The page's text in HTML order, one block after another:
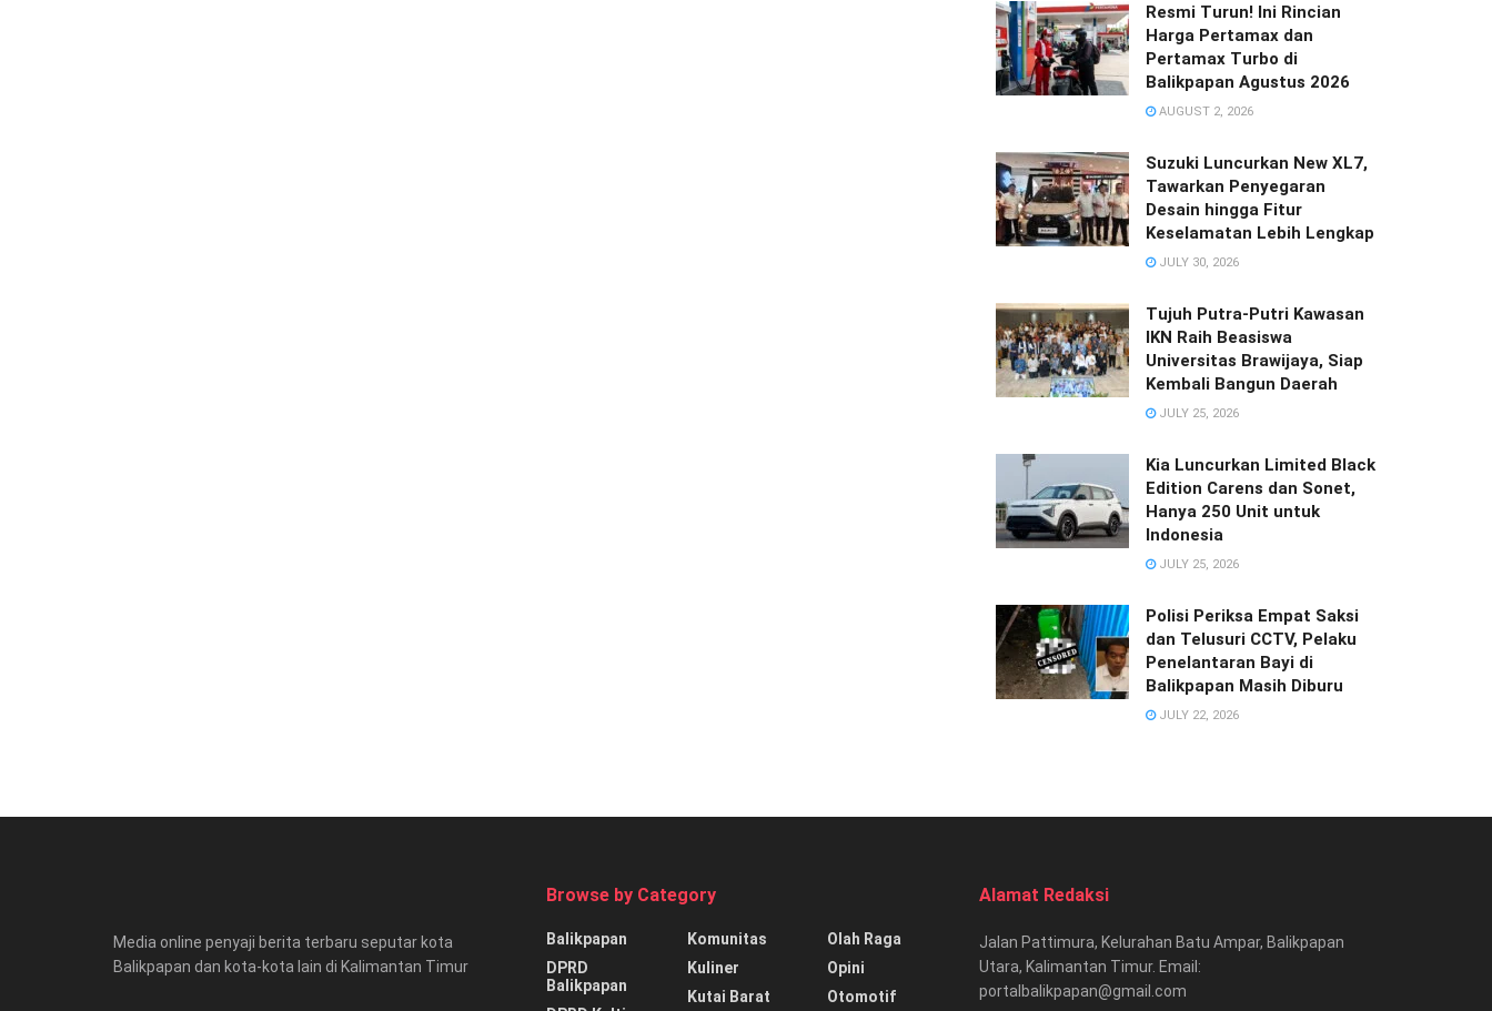
Resmi Turun! Ini Rincian
Harga Pertamax dan
Pertamax Turbo di
Balikpapan Agustus 2026
AUGUST 2, 2026
Suzuki Luncurkan New XL7,
Tawarkan Penyegaran
Desain hingga Fitur
Keselamatan Lebih Lengkap
JULY 30, 2026
Tujuh Putra-Putri Kawasan
IKN Raih Beasiswa
Universitas Brawijaya, Siap
Kembali Bangun Daerah
JULY 25, 2026
Kia Luncurkan Limited Black
Edition Carens dan Sonet,
Hanya 250 Unit untuk
Indonesia
JULY 25, 2026
Polisi Periksa Empat Saksi
dan Telusuri CCTV, Pelaku
Penelantaran Bayi di
Balikpapan Masih Diburu
JULY 22, 2026
Media online penyaji berita terbaru seputar kota
Balikpapan dan kota-kota lain di Kalimantan Timur
Browse by Category
Balikpapan
DPRD
Balikpapan
Komunitas
Kuliner
Kutai Barat
Olah Raga
Opini
Otomotif
Alamat Redaksi
Jalan Pattimura, Kelurahan Batu Ampar, Balikpapan
Utara, Kalimantan Timur. Email:
portalbalikpapan@gmail.com